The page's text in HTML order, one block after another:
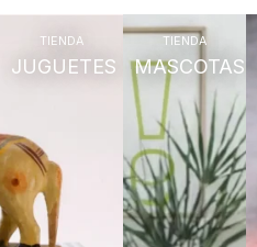
TIENDA
JUGUETES
TIENDA
MASCOTAS